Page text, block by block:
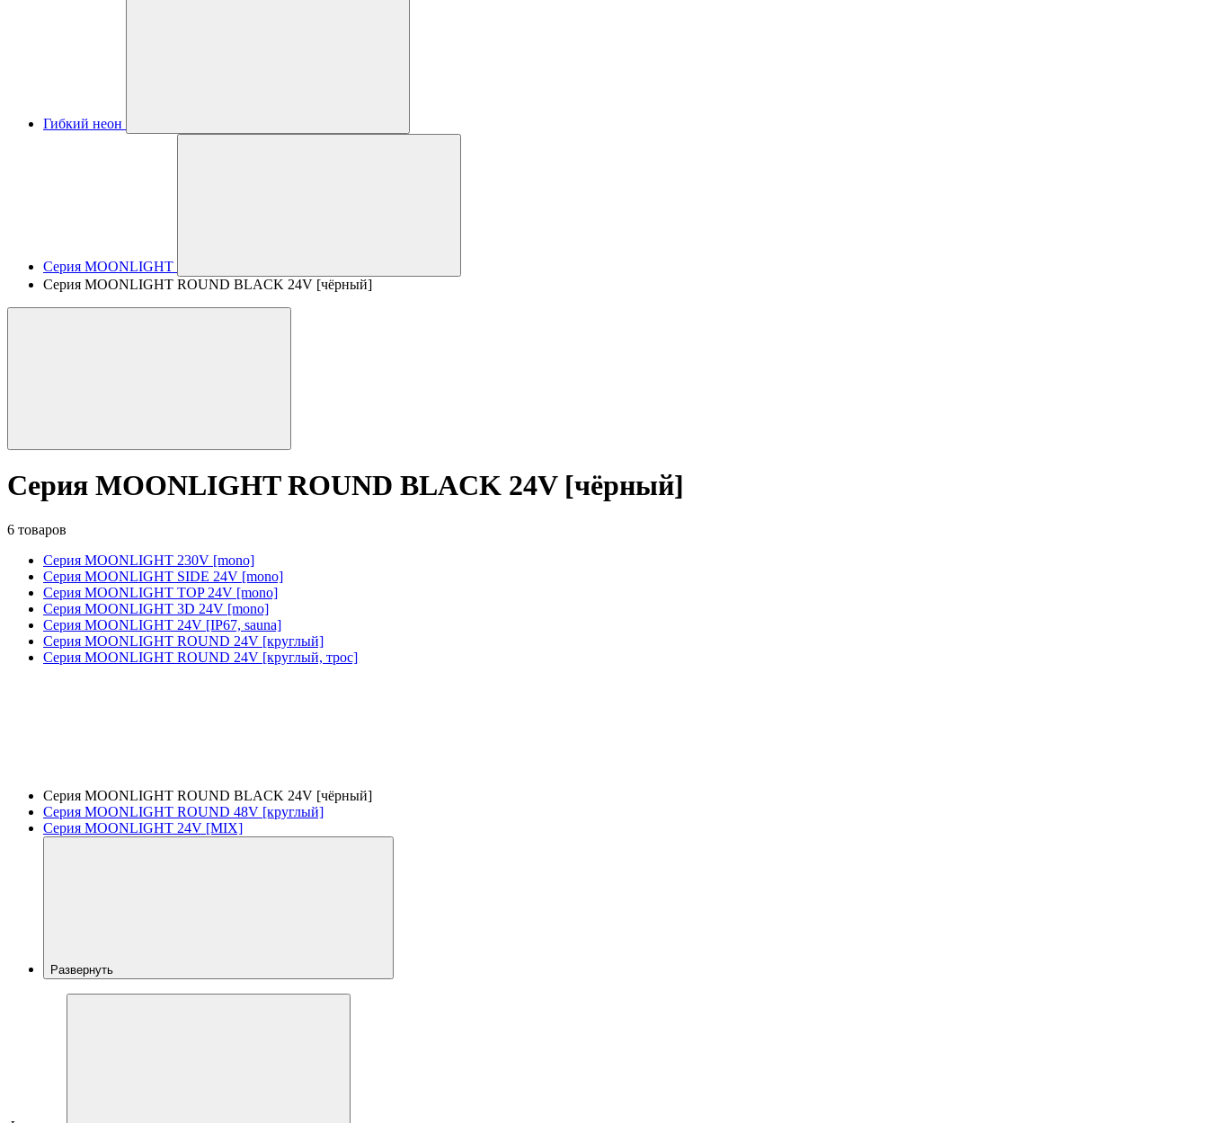
Гибкий неон
Серия MOONLIGHT
Серия MOONLIGHT ROUND BLACK 24V [чёрный]
Серия MOONLIGHT ROUND BLACK 24V [чёрный]
6 товаров
Серия MOONLIGHT 230V [mono]
Серия MOONLIGHT SIDE 24V [mono]
Серия MOONLIGHT TOP 24V [mono]
Серия MOONLIGHT 3D 24V [mono]
Серия MOONLIGHT 24V [IP67, sauna]
Серия MOONLIGHT ROUND 24V [круглый]
Серия MOONLIGHT ROUND 24V [круглый, трос]
Серия MOONLIGHT ROUND BLACK 24V [чёрный]
Серия MOONLIGHT ROUND 48V [круглый]
Серия MOONLIGHT 24V [MIX]
Развернуть